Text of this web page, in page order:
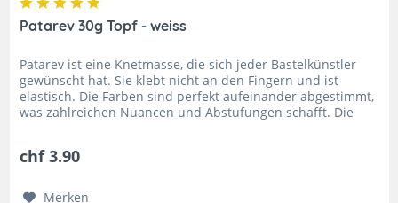
Patarev 30g Topf - weiss
Patarev ist eine Knetmasse, die sich jeder Bastelkünstler
gewünscht hat. Sie klebt nicht an den Fingern und ist
elastisch. Die Farben sind perfekt aufeinander abgestimmt,
was zahlreichen Nuancen und Abstufungen schafft. Die
chf 3.90
Merken